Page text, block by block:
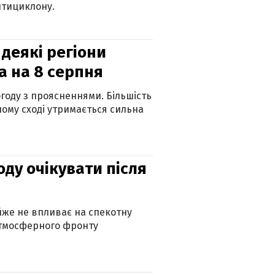
регіони
на 8 серпня
з проясненнями. Більшість
сході утримається сильна
очікувати після
не впливає на спекотну
фронту